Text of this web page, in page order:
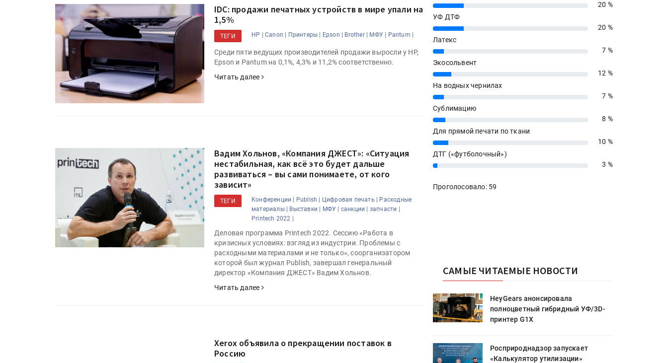
IDC: продажи печатных устройств в мире упали на
1,5%
ТЕГИ HP | Canon | Принтеры | Epson | Brother | МФУ | Pantum |
Среди пяти ведущих производителей продажи выросли у HP,
Epson и Pantum на 0,1%, 4,3% и 11,2% соответственно.
Читать далее
Вадим Хольнов, «Компания ДЖЕСТ»: «Ситуация
нестабильная, как всё это будет дальше
развиваться – вы сами понимаете, от кого
зависит»
ТЕГИ Конференции | Publish | Цифровая печать |
Расходные
материалы |
Выставки | МФУ | санкции |
запчасти |
Printech 2022 |
Деловая программа Printech 2022. Сессию «Работа в
кризисных условиях: взгляд из индустрии. Проблемы с
расходными материалами и не только», соорганизатором
которой был журнал Publish, завершал генеральный
директор «Компания ДЖЕСТ» Вадим Хольнов.
Читать далее
Xerox объявила о прекращении поставок в
Россию
20%
20 %
УФ ДТФ
20%
20 %
Латекс
7%
7 %
Экосольвент
12%
12 %
На водных чернилах
7%
7 %
Сублимацию
8%
8 %
Для прямой печати по ткани
10%
10 %
ДТГ («футболочный»)
3% 3 %
Проголосовало: 59
САМЫЕ ЧИТАЕМЫЕ НОВОСТИ
Росприроднадзор запускает
«Калькулятор утилизации»
Росприроднадзор запускает
HeyGears анонсировала
полноцветный гибридный УФ/3D-
принтер G1X
Росприроднадзор запускает
«Калькулятор утилизации»